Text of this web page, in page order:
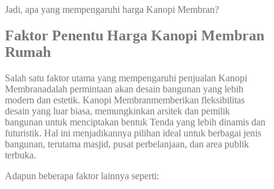
Jadi, apa yang mempengaruhi harga Kanopi Membran?
Faktor Penentu Harga Kanopi Membran
Rumah
Salah satu faktor utama yang mempengaruhi penjualan Kanopi
Membranadalah permintaan akan desain bangunan yang lebih
modern dan estetik. Kanopi Membranmemberikan fleksibilitas
desain yang luar biasa, memungkinkan arsitek dan pemilik
bangunan untuk menciptakan bentuk Tenda yang lebih dinamis dan
futuristik. Hal ini menjadikannya pilihan ideal untuk berbagai jenis
bangunan, terutama masjid, pusat perbelanjaan, dan area publik
terbuka.
Adapun beberapa faktor lainnya seperti: